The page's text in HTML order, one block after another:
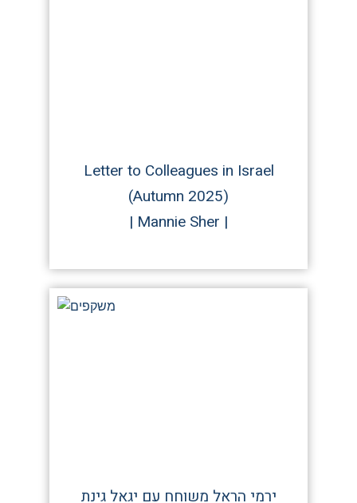
Letter to Colleagues in Israel
(Autumn 2025)
| Mannie Sher |
ירמי הראל משוחח עם יגאל גינת